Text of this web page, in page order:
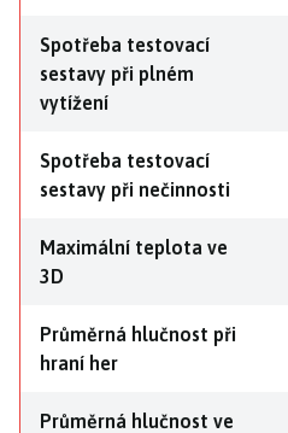
Spotřeba testovací
sestavy při plném
vytížení
Spotřeba testovací
sestavy při nečinnosti
Maximální teplota ve
3D
Průměrná hlučnost při
hraní her
Průměrná hlučnost ve